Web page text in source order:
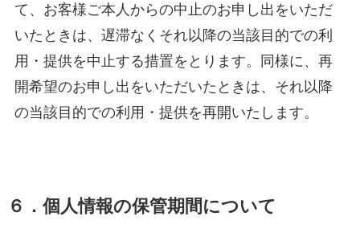
て、お客様ご本人からの中止のお申し出をいただ
いたときは、遅滞なくそれ以降の当該目的での利
用・提供を中止する措置をとります。同様に、再
開希望のお申し出をいただいたときは、それ以降
の当該目的での利用・提供を再開いたします。
６．個人情報の保管期間について